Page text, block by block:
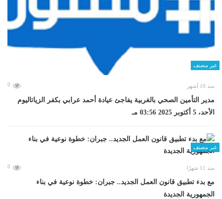
غير مصنف
منذ 10 أشهر 0
مدير التأمين الصحي بالغربية يفاجئ عيادة أحمد عرابي بكفر الزياتاليوم
الأحد، 5 أكتوبر 2025 03:56 مـ
غير مصنف
منذ 11 شهرًا 0
مع بدء تطبيق قانون العمل الجديد.. جبران: خطوة نوعية في بناء
الجمهورية الجديدة